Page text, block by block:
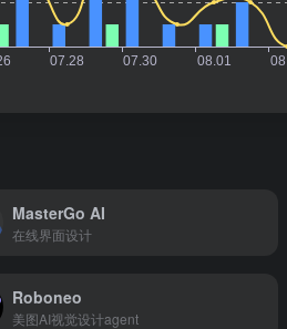
MasterGo AI
在线界面设计
Roboneo
美图AI视觉设计agent